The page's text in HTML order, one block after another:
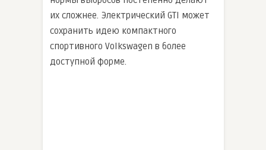
их сложнее. Электрический GTI может
сохранить идею компактного
спортивного Volkswagen в более
доступной форме.